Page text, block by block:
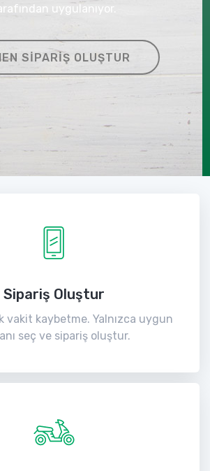
uygulanıyor.
SIPARIŞ OLUŞTUR
Sipariş Oluştur
vakit kaybetme. Yalnızca uygun
seç ve sipariş oluştur.